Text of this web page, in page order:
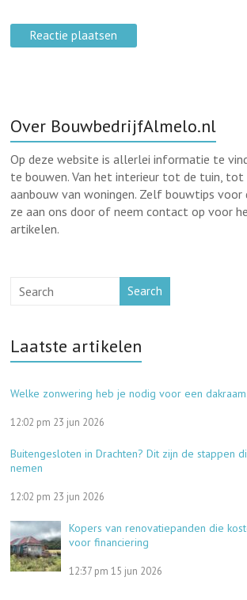
Over BouwbedrijfAlmelo.nl
Op deze website is allerlei informatie te
te bouwen. Van het interieur tot de tuin, tot
aanbouw van woningen. Zelf bouwtips voor
ze aan ons door of neem contact op voor
artikelen.
Search
Laatste artikelen
Welke zonwering heb je nodig voor een
12:02 pm 23 jun 2026
Buitengesloten in Drachten? Dit zijn de stappen
nemen
12:02 pm 23 jun 2026
Kopers van renovatiepanden die
voor financiering
12:37 pm 15 jun 2026